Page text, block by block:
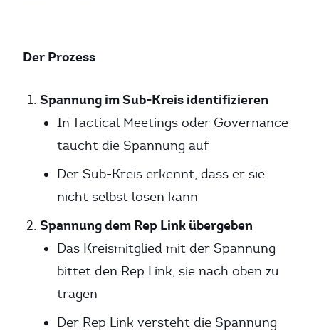
Der Prozess
Spannung im Sub-Kreis identifizieren
In Tactical Meetings oder Governance
taucht die Spannung auf
Der Sub-Kreis erkennt, dass er sie
nicht selbst lösen kann
Spannung dem Rep Link übergeben
Das Kreismitglied mit der Spannung
bittet den Rep Link, sie nach oben zu
tragen
Der Rep Link versteht die Spannung